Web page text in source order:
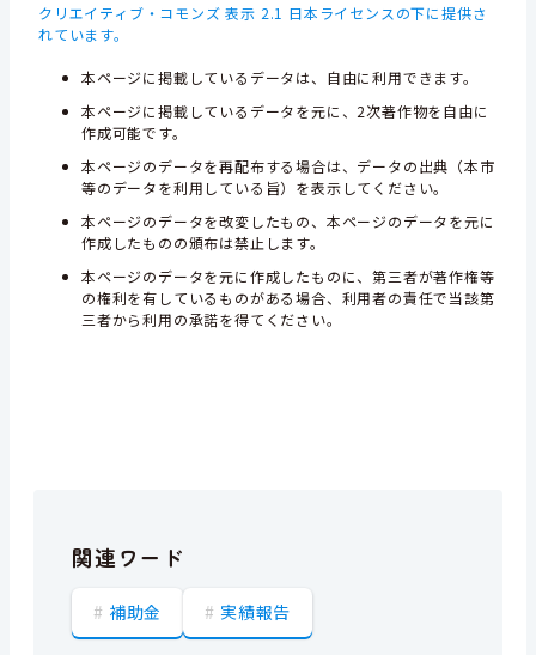
クリエイティブ・コモンズ 表示 2.1 日本ライセンスの下に提供さ
れています。
本ページに掲載しているデータは、自由に利用できます。
本ページに掲載しているデータを元に、2次著作物を自由に
作成可能です。
本ページのデータを再配布する場合は、データの出典（本市
等のデータを利用している旨）を表示してください。
本ページのデータを改変したもの、本ページのデータを元に
作成したものの頒布は禁止します。
本ページのデータを元に作成したものに、第三者が著作権等
の権利を有しているものがある場合、利用者の責任で当該第
三者から利用の承諾を得てください。
関連ワード
補助金 実績報告